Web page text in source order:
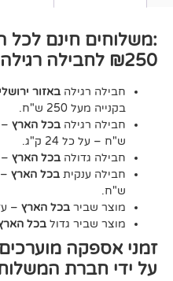
לכל הארץ
באזור ירושלים / מודיעין– 35 ש"ח –
בכל הארץ– 35 ש"ח – חינם
בכל הארץ – קרטון מעל 90 ס"מ – 120 ש"ח.
בכל הארץ
בכל הארץ– עד 49 ס"מ – 60 ש"ח.
גדול
בכל הארץ– מעל 50 ס"מ – 200 ש"ח.
מוערכים מרגע
המשלוחים: